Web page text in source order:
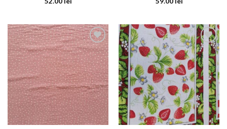
LISTA DE
DORINȚE
LISTA DE
DORINȚE